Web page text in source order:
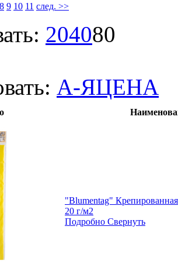
8 9 10 11 след. >>
204080
А-ЯЦЕНА
"Blumentag"
20 г/м2
Подробно Свернуть